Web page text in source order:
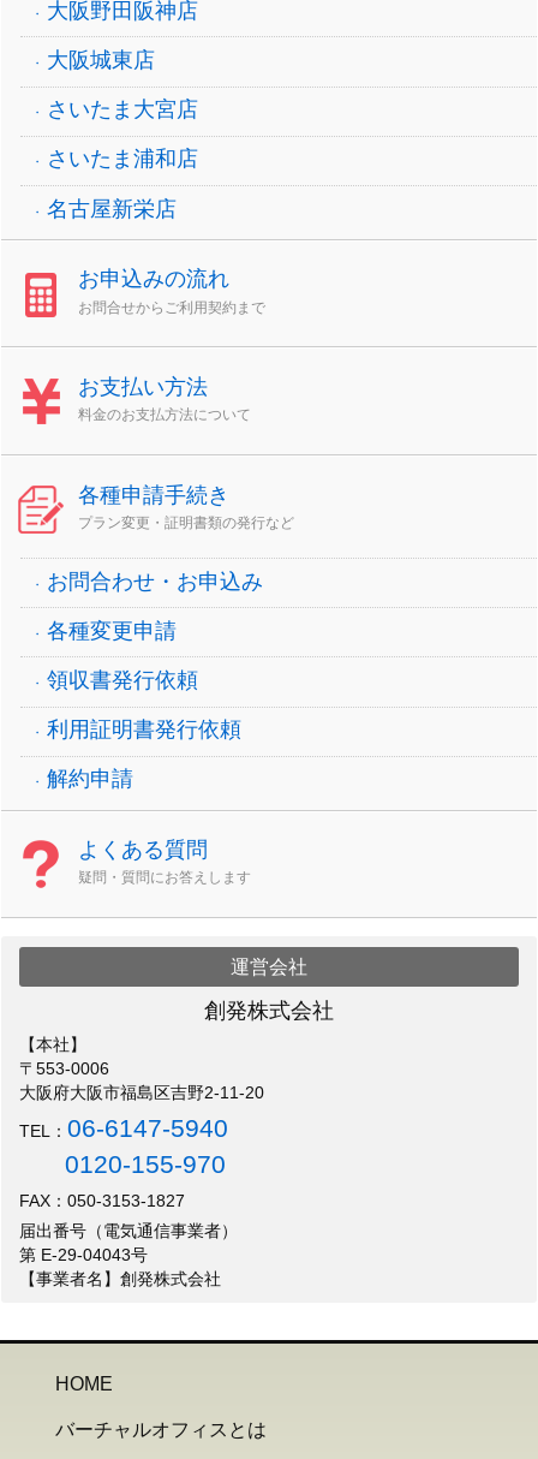
大阪野田阪神店
大阪城東店
さいたま大宮店
さいたま浦和店
名古屋新栄店
お申込みの流れ
お問合せからご利用契約まで
お支払い方法
料金のお支払方法について
各種申請手続き
プラン変更・証明書類の発行など
お問合わせ・お申込み
各種変更申請
領収書発行依頼
利用証明書発行依頼
解約申請
よくある質問
疑問・質問にお答えします
運営会社
創発株式会社
【本社】
〒553-0006
大阪府大阪市福島区吉野2-11-20
TEL：06-6147-5940
0120-155-970
FAX：050-3153-1827
届出番号（電気通信事業者）
第 E-29-04043号
【事業者名】創発株式会社
HOME
バーチャルオフィスとは